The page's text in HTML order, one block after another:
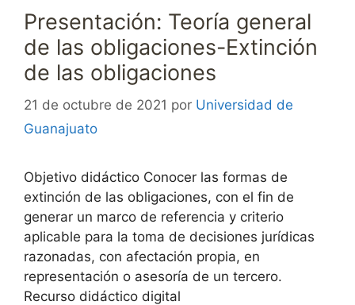
Presentación: Teoría general
de las obligaciones-Extinción
de las obligaciones
21 de octubre de 2021 por Universidad de
Guanajuato
Objetivo didáctico Conocer las formas de
extinción de las obligaciones, con el fin de
generar un marco de referencia y criterio
aplicable para la toma de decisiones jurídicas
razonadas, con afectación propia, en
representación o asesoría de un tercero.
Recurso didáctico digital